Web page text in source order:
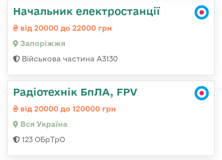
Начальник електростанції
від 20000 до 22000 грн
Запоріжжя
Військова частина А3130
Радіотехнік БпЛА, FPV
від 20000 до 120000 грн
Вся Україна
123 ОБрТрО